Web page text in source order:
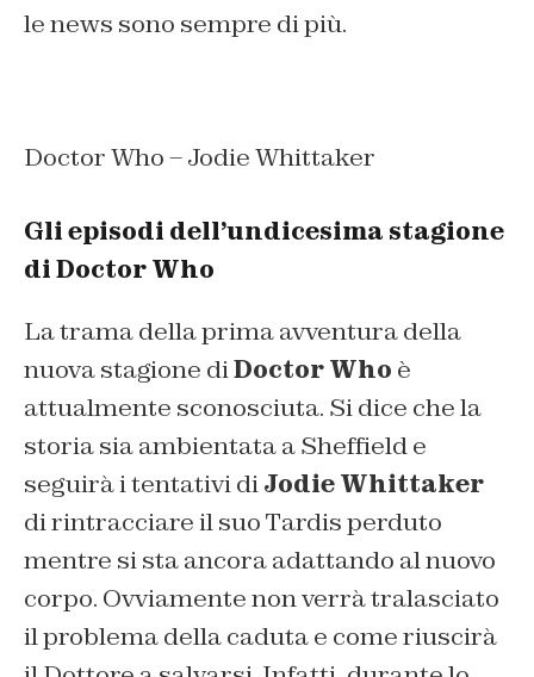
le news sono sempre di più.
Doctor Who – Jodie Whittaker
Gli episodi dell’undicesima stagione
di Doctor Who
La trama dellaprima avventuradella
nuova stagione diDoctor Who è
attualmente sconosciuta. Si dice che la
storia sia ambientata a Sheffield e
seguirà i tentativi diJodie Whittaker
di rintracciare il suo Tardis perduto
mentre si sta ancora adattando al nuovo
corpo. Ovviamente non verrà tralasciato
il problema della caduta e come riuscirà